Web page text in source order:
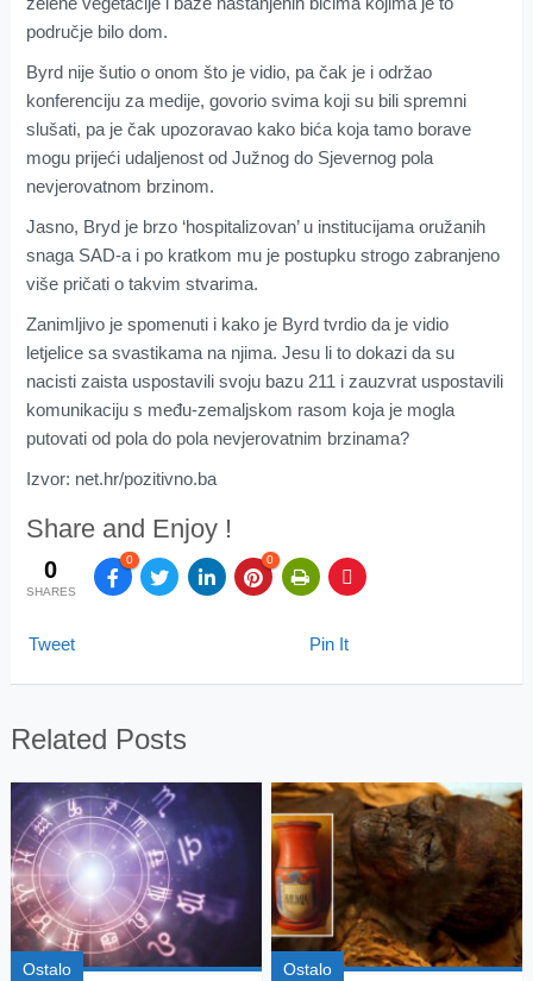
područje bilo dom.
Byrd nije šutio o onom što je vidio, pa čak je i održao
konferenciju za medije, govorio svima koji su bili spremni
slušati, pa je čak upozoravao kako bića koja tamo borave
mogu prijeći udaljenost od Južnog do Sjevernog pola
nevjerovatnom brzinom.
Jasno, Bryd je brzo ‘hospitalizovan’ u institucijama oružanih
snaga SAD-a i po kratkom mu je postupku strogo zabranjeno
više pričati o takvim stvarima.
Zanimljivo je spomenuti i kako je Byrd tvrdio da je vidio
letjelice sa svastikama na njima. Jesu li to dokazi da su
nacisti zaista uspostavili svoju bazu 211 i zauzvrat uspostavili
komunikaciju s među-zemaljskom rasom koja je mogla
putovati od pola do pola nevjerovatnim brzinama?
Izvor: net.hr/pozitivno.ba
Share and Enjoy !
0
SHARES
0 0
Tweet Pin It
Related Posts
Ostalo Ostalo